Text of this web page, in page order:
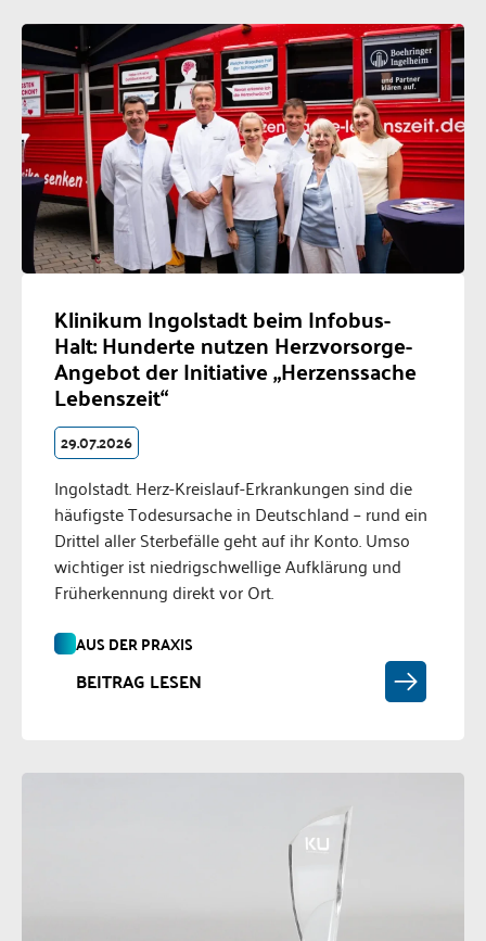
Klinikum Ingolstadt beim Infobus-
Halt: Hunderte nutzen Herzvorsorge-
Angebot der Initiative „Herzenssache
Lebenszeit“
29.07.2026
Ingolstadt. Herz-Kreislauf-Erkrankungen sind die
häufigste Todesursache in Deutschland – rund ein
Drittel aller Sterbefälle geht auf ihr Konto. Umso
wichtiger ist niedrigschwellige Aufklärung und
Früherkennung direkt vor Ort.
AUS DER PRAXIS
BEITRAG LESEN